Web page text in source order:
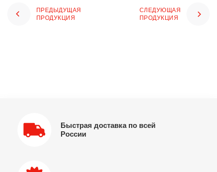
ПРЕДЫДУЩАЯ
ПРОДУКЦИЯ
СЛЕДУЮЩАЯ
ПРОДУКЦИЯ
Быстрая доставка по всей
России